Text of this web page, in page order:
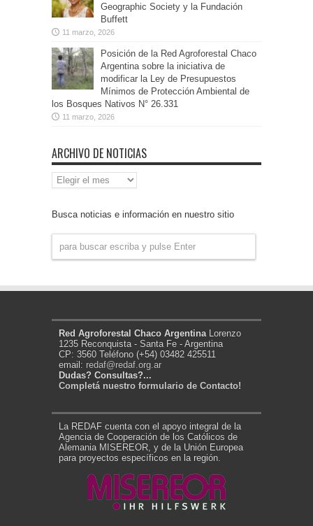
Geographic Society y la Fundación
Buffett
11 marzo, 2026
Posición de la Red Agroforestal Chaco
Argentina sobre la iniciativa de
modificar la Ley de Presupuestos
Mínimos de Protección Ambiental de
los Bosques Nativos N° 26.331
11 marzo, 2026
ARCHIVO DE NOTICIAS
Archivo
de
Busca noticias e información en nuestro sitio
Red Agroforestal Chaco Argentina Lorenzo
1235 Reconquista - Santa Fe - Argentina
CP: 3560 Teléfono (+54) 03482 425511
email: redaf@redaf.org.ar
Dudas? Consultas?...
Completá nuestro formulario de Contacto!
La REDAF cuenta con el apoyo integral de la
Agencia de Cooperación de los Católicos de
Alemania MISEREOR, y de la Unión Europea
para proyectos específicos en la región.